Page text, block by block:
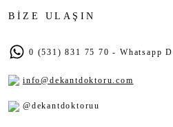
BİZE ULAŞIN
0 (531) 831 75 70 - Whatsapp
info@dekantdoktoru.com
@dekantdoktoruu